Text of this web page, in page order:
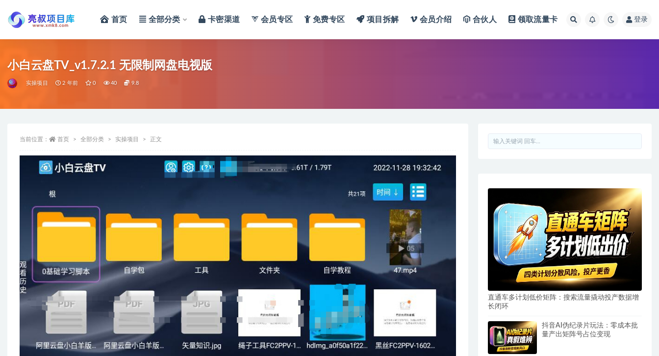
首页 全部分类 卡密渠道 会员专区 免费专区 项目拆解 会员介绍 合伙人 领取流量卡 登录
小白云盘TV_v1.7.2.1 无限制网盘电视版
实操项目 2 年前 0 40 9.8
当前位置： 首页 全部分类 实操项目 正文
直通车多计划低价矩阵：搜索流量撬动投产数据增
长闭环
抖音AI伪纪录片玩法：零成本批
量产出矩阵号占位变现